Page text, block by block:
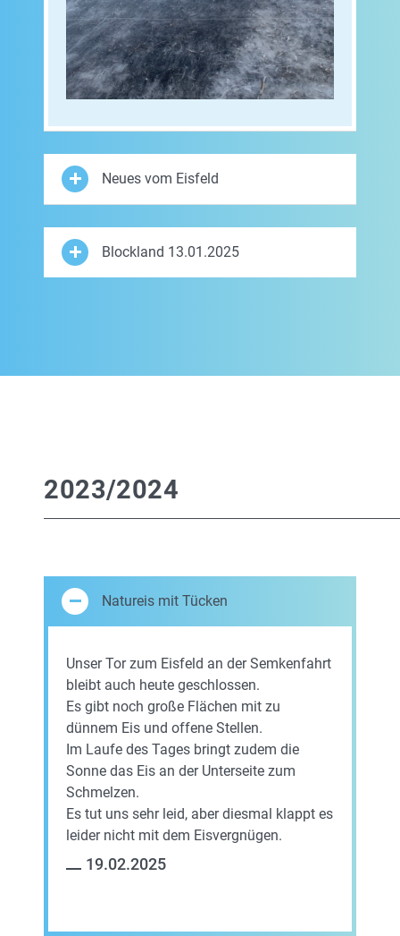
Neues vom Eisfeld
Blockland 13.01.2025
2023/2024
Natureis mit Tücken
Unser Tor zum Eisfeld an der Semkenfahrt
bleibt auch heute geschlossen.
Es gibt noch große Flächen mit zu
dünnem Eis und offene Stellen.
Im Laufe des Tages bringt zudem die
Sonne das Eis an der Unterseite zum
Schmelzen.
Es tut uns sehr leid, aber diesmal klappt es
leider nicht mit dem Eisvergnügen.
19.02.2025